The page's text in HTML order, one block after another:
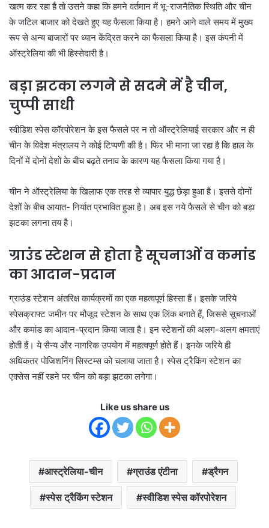
खत्म कर रहा है तो उसने कहा कि हमने वर्तमान में भू-राजनैतिक स्थिति और चीन
के जटिल बाजार को देखते हुए यह फैसला किया है। हमने आने वाले समय में मुख्य
रूप से अन्य बाजारों पर ध्यान केंद्रित करने का फैसला किया है। इस कंपनी में
ऑस्ट्रेलिया की भी हिस्सेदारी है।
बड़ा झटका लगने से सदमे में है चीन,
चुप्पी साधी
स्वीडिश स्पेस कॉरपोरेशन के इस फैसले पर न तो ऑस्ट्रेलियाई सरकार और न ही
चीन के विदेश मंत्रालय ने कोई टिप्पणी की है। फिर भी माना जा रहा है कि हाल के
दिनों में दोनों देशों के बीच बढ़ते तनाव के कारण यह फैसला किया गया है।
चीन ने ऑस्ट्रेलिया के खिलाफ एक तरह से व्यापार युद्ध छेड़ा हुआ है। इससे दोनों
देशों के बीच आयात- निर्यात प्रभावित हुआ है। अब इस नये फैसले से चीन को बड़ा
झटका लगना तय है।
ग्राउंड स्टेशन से होता है सूचनाओं व कमांड
का आदान-प्रदान
ग्राउंड स्टेशन अंतरिक्ष कार्यक्रमों का एक महत्वपूर्ण हिस्सा हैं। इसके जरिये
स्पेसक्राफ्ट जमीन पर मौजूद स्टेशन के साथ एक लिंक बनाते हैं, जिससे सूचनाओं
और कमांड का आदान-प्रदान किया जाता है। इन स्टेशनों की अलग-अलग क्षमताएं
होती हैं। ये सैन्य और नागरिक उपयोग में महत्वपूर्ण होते हैं। इनके जरिये ही
अधिकतर पोजिशनिंग सिस्टम्स को चलाया जाता है। स्पेस ट्रैकिंग स्टेशन का
एक्सेस नहीं रहने पर चीन को बड़ा झटका लगेगा।
Like us share us
आस्ट्रेलिया-चीन ग्राउंड एंटीना ड्रैगन
स्पेस ट्रैकिंग स्टेशन स्वीडिश स्पेस कॉरपोरेशन